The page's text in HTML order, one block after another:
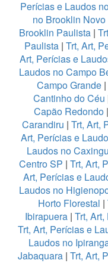
Perícias e Laudos
no Brooklin Novo
Brooklin Paulista |
Paulista| Trt, Art,
Art, Perícias e
Laudos no Campo
Campo Grande|
Cantinho do Céu
Capão Redondo |
Carandiru | Trt, Art,
Art, Perícias e
Laudos no
Centro SP | Trt, Art,
Art, Perícias e
Laudos no
Horto Florestal |
Ibirapuera| Trt,
Trt, Art, Perícias e
Laudos no
Jabaquara | Trt, Art,